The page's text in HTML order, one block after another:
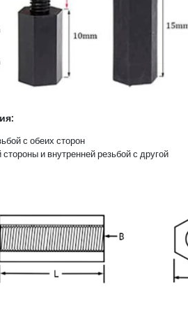
с обеих сторон
и внутренней резьбой с другой